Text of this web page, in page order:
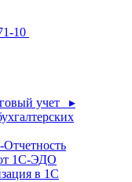
10
учет ▸
1С-ЭДО
в 1С